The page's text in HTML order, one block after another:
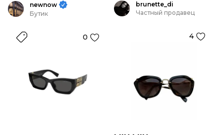
newnow
Бутик
0
brunette_di
Частный продавец
4